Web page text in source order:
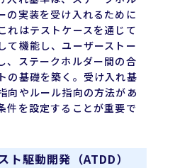
の実装を受け入れるために
れはテストケースを通じて
て機能し、ユーザーストー
、ステークホルダー間の合
の基礎を築く。受け入れ基
向やルール指向の方法があ
件を設定することが重要で
駆動開発（ATDD）